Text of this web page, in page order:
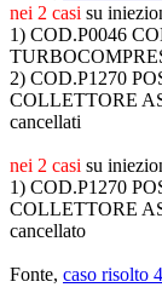
nei 2 casi su
1) COD.P0046
2) COD.P1270
COLLETTORE
cancellati
nei 2 casi su
1) COD.P1270
COLLETTORE
cancellato
Fonte, caso risolto